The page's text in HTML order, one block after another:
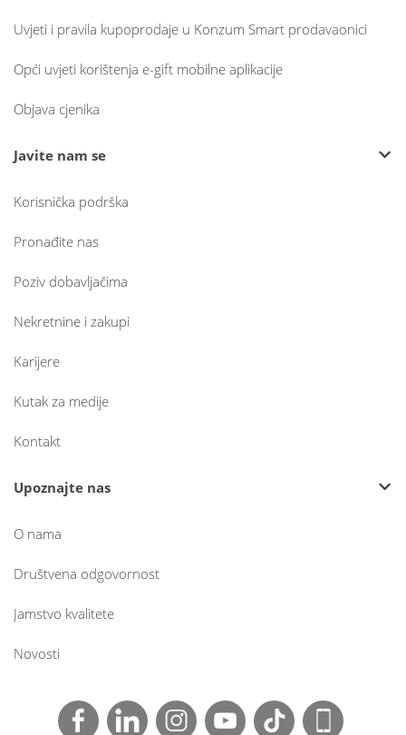
Uvjeti i pravila kupoprodaje u Konzum Smart prodavaonici
Opći uvjeti korištenja e-gift mobilne aplikacije
Objava cjenika
Javite nam se
Korisnička podrška
Pronađite nas
Poziv dobavljačima
Nekretnine i zakupi
Karijere
Kutak za medije
Kontakt
Upoznajte nas
O nama
Društvena odgovornost
Jamstvo kvalitete
Novosti